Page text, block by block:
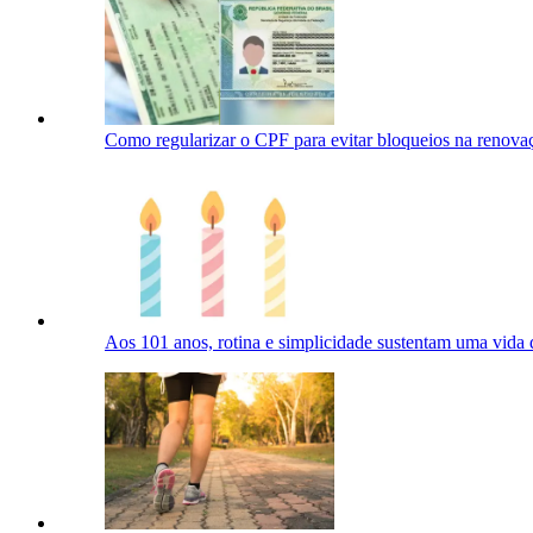
Como regularizar o CPF para evitar bloqueios na
Aos 101 anos, rotina e simplicidade sustentam uma vida